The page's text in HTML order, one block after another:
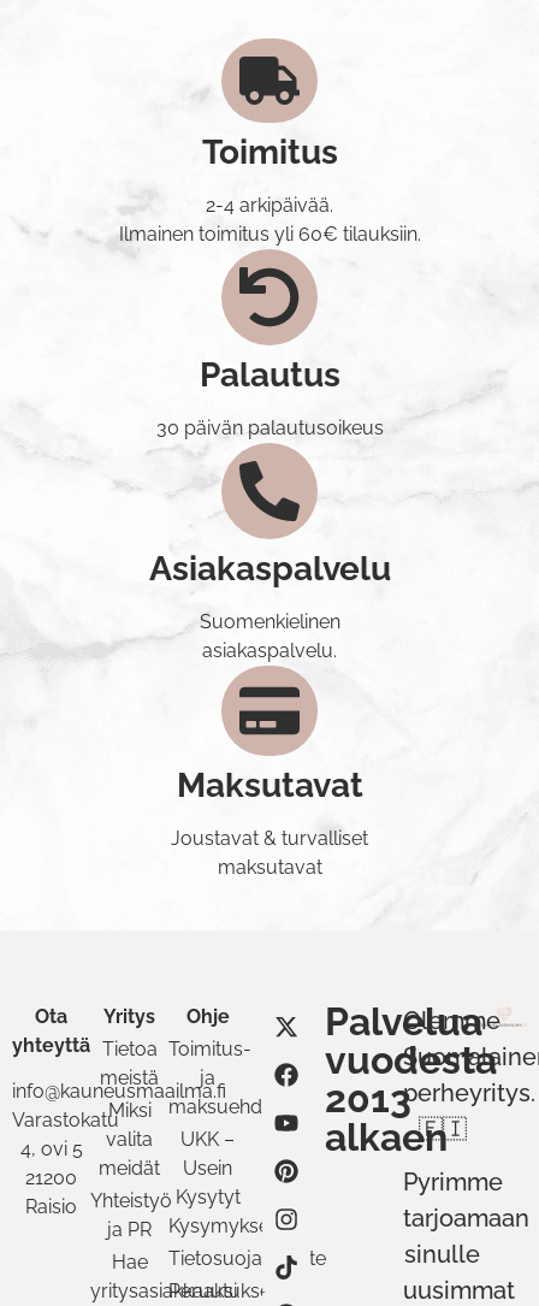
Toimitus
2-4 arkipäivää.
Ilmainen toimitus yli 60€ tilauksiin.
Palautus
30 päivän palautusoikeus
Asiakaspalvelu
Suomenkielinen
asiakaspalvelu.
Maksutavat
Joustavat & turvalliset
maksutavat
Ota
yhteyttä
info@kauneusmaailma.fi
Varastokatu
4, ovi 5
21200
Raisio
Yritys
Tietoa
meistä
Miksi
valita
meidät
Yhteistyö
ja PR
Hae
yritysasiakkaaksi
Ohje
Toimitus-
ja
maksuehdot
UKK –
Usein
Kysytyt
Kysymykset
Tietosuojaseloste
Peruutukset
Palvelua
vuodesta
2013
alkaen
Olemme
perheyritys.
🇫🇮
Pyrimme
tarjoamaan
sinulle
uusimmat